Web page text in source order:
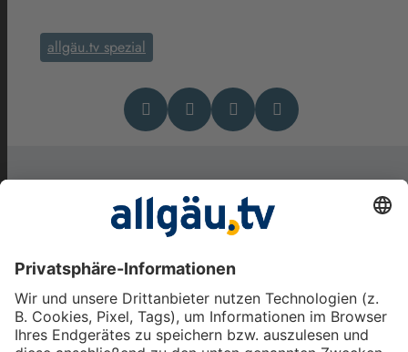
allgäu.tv spezial
Das könnte Dich auch
interessieren
Luxusfleisch auf dem
Prüfstand - Die allgäu.tv